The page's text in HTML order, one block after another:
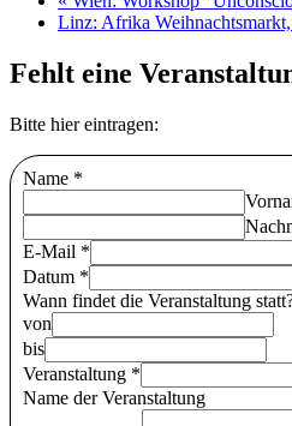
Linz: Afrika Weihnachtsmarkt,
Fehlt eine
Bitte hier eintragen:
Name *
E-Mail *
Datum *
Wann findet die Veranstaltung
von
bis
Veranstaltung *
Name der Veranstaltung